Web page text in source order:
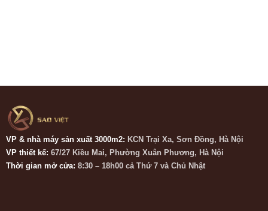
VP & nhà máy sản xuất 3000m2: KCN Trại Xa, Sơn Đồng, Hà Nội
VP thiết kế: 67/27 Kiều Mai, Phường Xuân Phương, Hà Nội
Thời gian mở cửa: 8:30 – 18h00 cả Thứ 7 và Chủ Nhật